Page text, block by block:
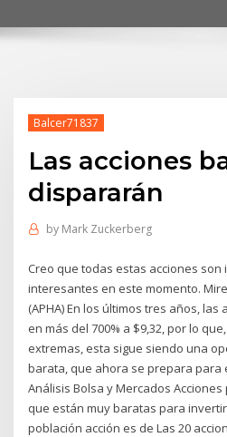
Balcer71837
Las acciones
dispararán
by Mark Zuckerberg
Creo que todas estas acciones
interesantes en este momento.
(APHA) En los últimos tres años,
en más del 700% a $9,32, por lo
extremas, esta sigue siendo una
barata, que ahora se prepara para
Análisis Bolsa y Mercados
que están muy baratas para
población acción es de Las 20